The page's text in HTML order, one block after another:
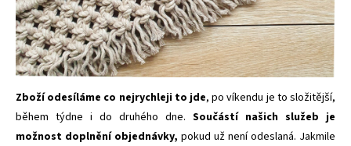
Zboží odesíláme co nejrychleji to jde, po víkendu je to složitější,
během týdne i do druhého dne. Součástí našich služeb je
možnost doplnění objednávky, pokud už není odeslaná. Jakmile